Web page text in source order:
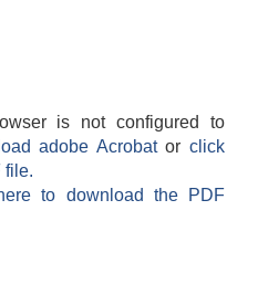
is not configured to
adobe Acrobatorclick
file.
to download the PDF